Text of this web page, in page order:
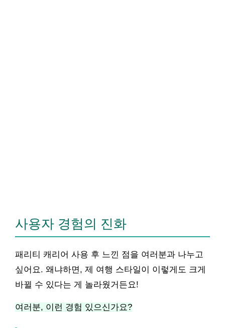
사용자 경험의 진화
패리티 캐리어 사용 후 느낀 점을 여러분과 나누고
싶어요. 왜냐하면, 제 여행 스타일이 이렇게도 크게
바뀔 수 있다는 게 놀라웠거든요!
여러분, 이런 경험 있으신가요?